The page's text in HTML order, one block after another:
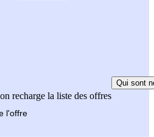
recharge la liste des offres
Qui sont
l'offre